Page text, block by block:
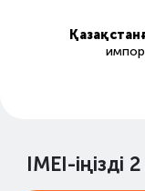
IMEI-іңізді